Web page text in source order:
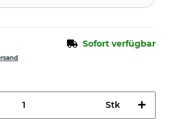
Sofort verfügbar
Stk